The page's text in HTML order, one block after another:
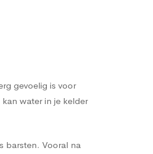
gevoelig is voor
water in je kelder
barsten. Vooral na